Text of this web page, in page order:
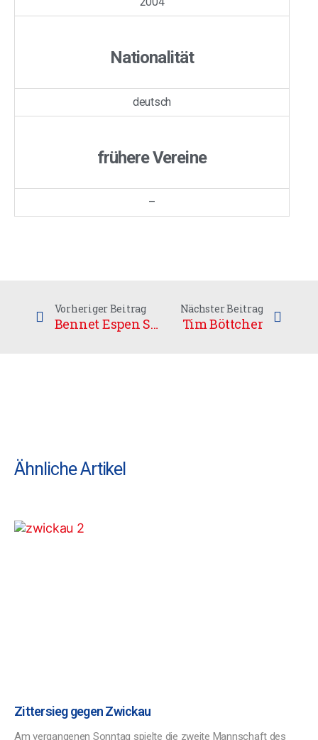
Nationalität
deutsch
frühere Vereine
–
Vorheriger Beitrag
Bennet Espen Schött
Nächster Beitrag
Tim Böttcher
Ähnliche Artikel
Zittersieg gegen Zwickau
Am vergangenen Sonntag spielte die zweite Mannschaft des